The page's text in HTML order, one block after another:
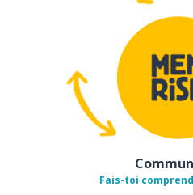
Fais-toi